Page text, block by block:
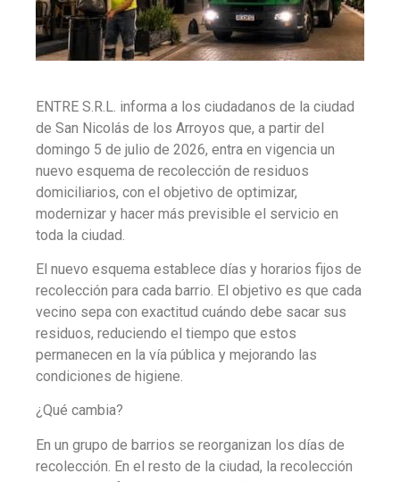
ENTRE S.R.L. informa a los ciudadanos de la ciudad
de San Nicolás de los Arroyos que, a partir del
domingo 5 de julio de 2026, entra en vigencia un
nuevo esquema de recolección de residuos
domiciliarios, con el objetivo de optimizar,
modernizar y hacer más previsible el servicio en
toda la ciudad.
El nuevo esquema establece días y horarios fijos de
recolección para cada barrio. El objetivo es que cada
vecino sepa con exactitud cuándo debe sacar sus
residuos, reduciendo el tiempo que estos
permanecen en la vía pública y mejorando las
condiciones de higiene.
¿Qué cambia?
En un grupo de barrios se reorganizan los días de
recolección. En el resto de la ciudad, la recolección